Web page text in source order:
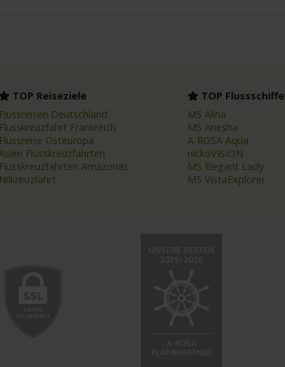
TOP Reiseziele
Flussreisen Deutschland
Flusskreuzfahrt Frankreich
Flussreise Osteuropa
Flusskreuzfahrten
Flusskreuzfahrten Amazonas
Nilkreuzfahrt
TOP Flussschiffe
MS Alina
MS Anesha
A-ROSA Aqua
nickoVISION
MS Elegant Lady
MS VistaExplorer